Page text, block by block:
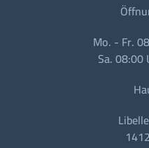
Mo. - Fr.
Sa. 08:00